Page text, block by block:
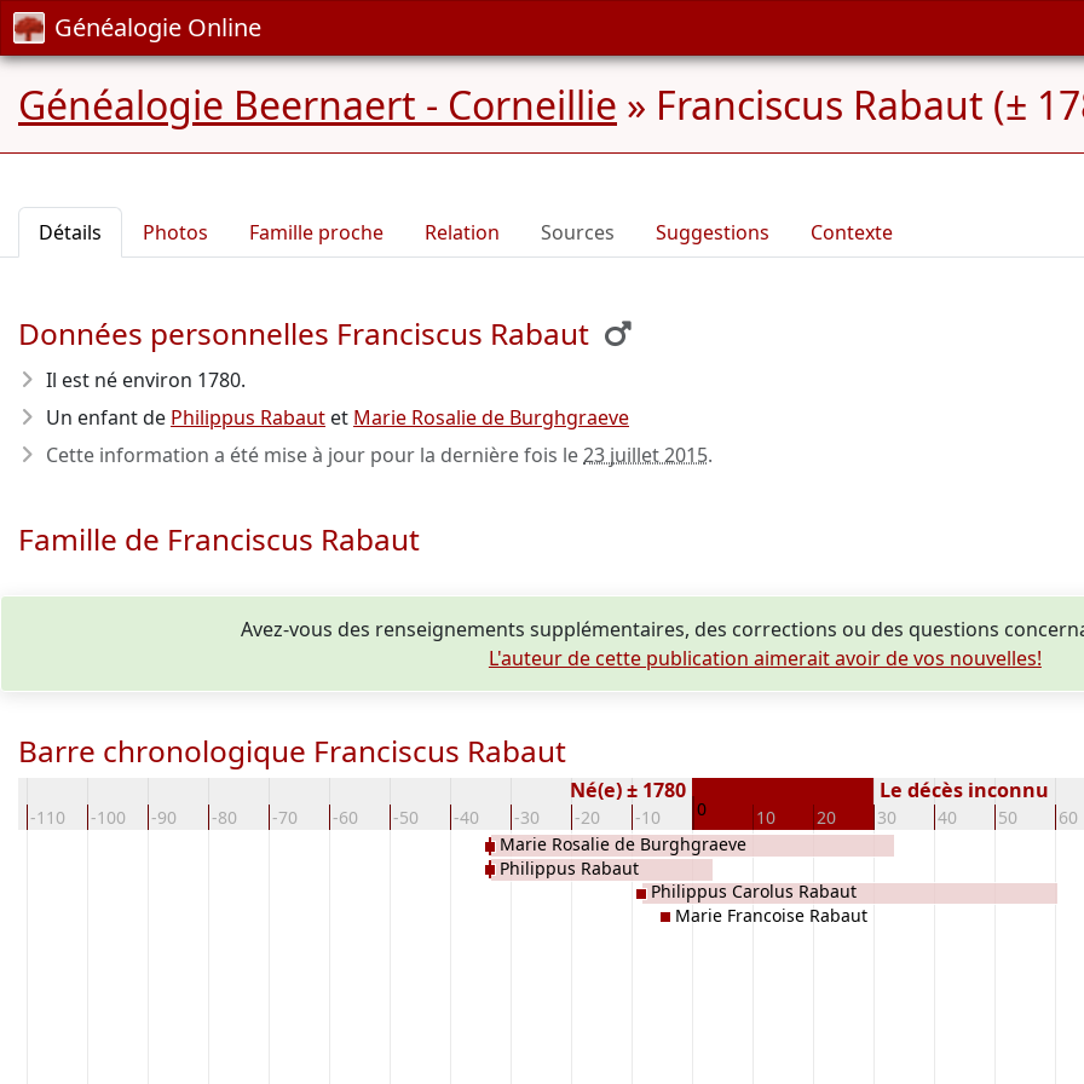
Généalogie Online
Généalogie Beernaert - Corneillie » Franciscus Rabaut (±
Détails Photos Famille proche Relation Sources Suggestions Contexte
Données personnelles Franciscus Rabaut
Il est né environ 1780.
Un enfant de Philippus Rabaut et Marie Rosalie de Burghgraeve
Cette information a été mise à jour pour la dernière fois le23 juillet 2015.
Famille de Franciscus Rabaut
Avez-vous des renseignements supplémentaires, des corrections ou des questions
L'auteur de cette publication aimerait avoir de vos nouvelles!
Barre chronologique Franciscus Rabaut
-110 -100 -90 -80 -70 -60 -50 -40 -30 -20 -10 0 10 20 30 40 50 60
Né(e) ± 1780 Le décès inconnu
Marie Rosalie de Burghgraeve
Philippus Rabaut
Philippus Carolus Rabaut
Marie Francoise Rabaut